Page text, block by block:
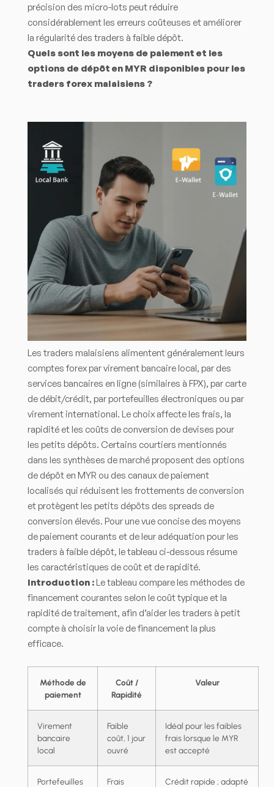
précision des micro-lots peut réduire
considérablement les erreurs coûteuses et améliorer
la régularité des traders à faible dépôt.
Quels sont les moyens de paiement et les
options de dépôt en MYR disponibles pour les
traders forex malaisiens ?
Les traders malaisiens alimentent généralement leurs
comptes forex par virement bancaire local, par des
services bancaires en ligne (similaires à FPX), par carte
de débit/crédit, par portefeuilles électroniques ou par
virement international. Le choix affecte les frais, la
rapidité et les coûts de conversion de devises pour
les petits dépôts. Certains courtiers mentionnés
dans les synthèses de marché proposent des options
de dépôt en MYR ou des canaux de paiement
localisés qui réduisent les frottements de conversion
et protègent les petits dépôts des spreads de
conversion élevés. Pour une vue concise des moyens
de paiement courants et de leur adéquation pour les
traders à faible dépôt, le tableau ci-dessous résume
les caractéristiques de coût et de rapidité.
Introduction : Le tableau compare les méthodes de
financement courantes selon le coût typique et la
rapidité de traitement, afin d’aider les traders à petit
compte à choisir la voie de financement la plus
efficace.
Méthode de
paiement
Coût /
Rapidité
Valeur
Virement
bancaire
local
Faible
coût, 1 jour
ouvré
Idéal pour les faibles
frais lorsque le MYR
est accepté
Portefeuilles
Frais
Crédit rapide ; adapté